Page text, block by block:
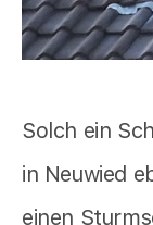
Solch ein
in Neuwied
einen